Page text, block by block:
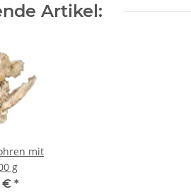
Artikel:
mit
g
€ *